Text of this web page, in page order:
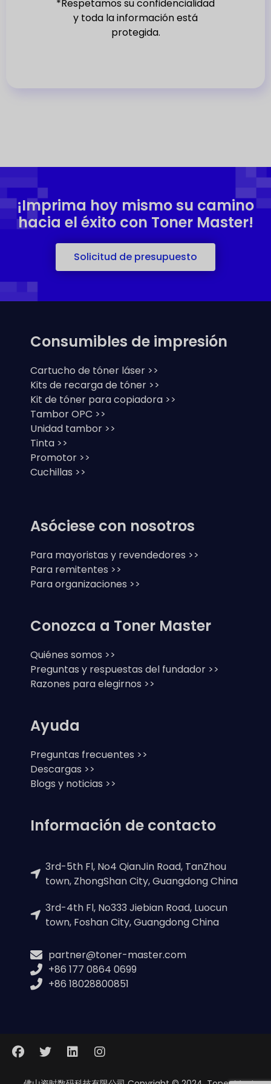
1
*Respetamos su confidencialidad
y toda la información está
protegida.
¡Imprima hoy mismo su camino
hacia el éxito con Toner Master!
Solicitud de presupuesto
Consumibles de impresión
Cartucho de tóner láser >>
Kits de recarga de tóner >>
Kit de tóner para copiadora >>
Tambor OPC >>
Unidad tambor >>
Tinta >>
Promotor >>
Cuchillas >>
Asóciese con nosotros
Para mayoristas y revendedores >>
Para remitentes >>
Para organizaciones >>
Conozca a Toner Master
Quiénes somos >>
Preguntas y respuestas del fundador >>
Razones para elegirnos >>
Ayuda
Preguntas frecuentes >>
Descargas >>
Blogs y noticias >>
Información de contacto
3rd-5th Fl, No4 QianJin Road, TanZhou
town, ZhongShan City, Guangdong China
3rd-4th Fl, No333 Jiebian Road, Luocun
town, Foshan City, Guangdong China
partner@toner-master.com
+86 177 0864 0699
+86 18028800851